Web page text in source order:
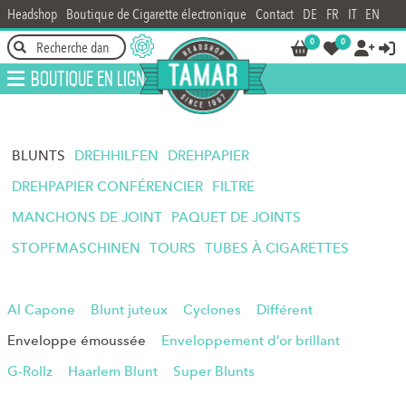
Headshop Boutique de Cigarette électronique Contact DE FR IT EN
0 0  
Boutique en ligne
BLUNTS DREHHILFEN
DREHPAPIER
DREHPAPIER CONFÉRENCIER
FILTRE
MANCHONS DE JOINT
PAQUET DE JOINTS
STOPFMASCHINEN
TOURS TUBES À CIGARETTES
Al Capone Blunt juteux Cyclones
Différent
Enveloppe émoussée
Enveloppement d’or brillant
G-Rollz
Haarlem Blunt Super Blunts